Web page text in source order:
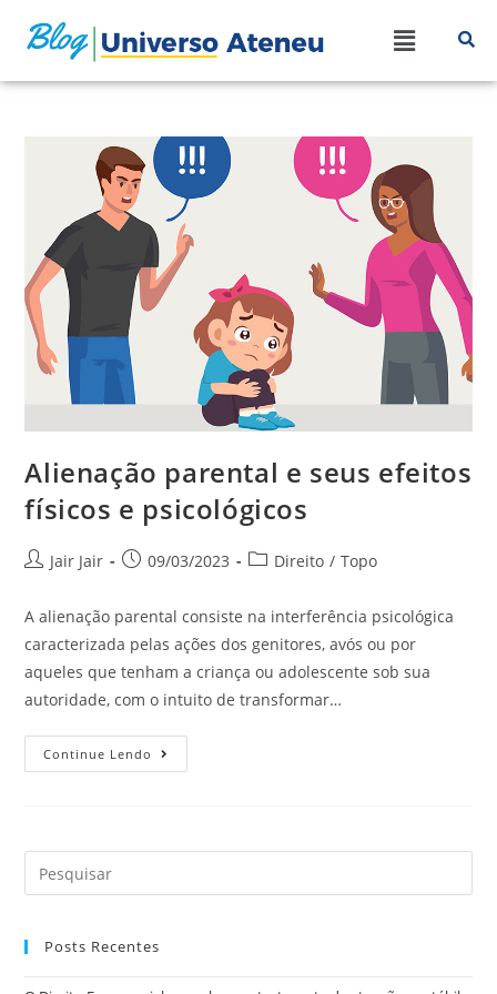
Alienação parental e seus efeitos
físicos e psicológicos
Jair Jair 09/03/2023 Direito / Topo
A alienação parental consiste na interferência psicológica
caracterizada pelas ações dos genitores, avós ou por
aqueles que tenham a criança ou adolescente sob sua
autoridade, com o intuito de transformar…
Continue Lendo
Posts Recentes